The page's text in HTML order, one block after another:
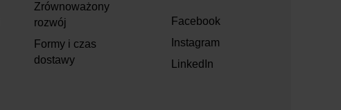
Zrównoważony
rozwój
Formy i czas
dostawy
Facebook
Instagram
LinkedIn